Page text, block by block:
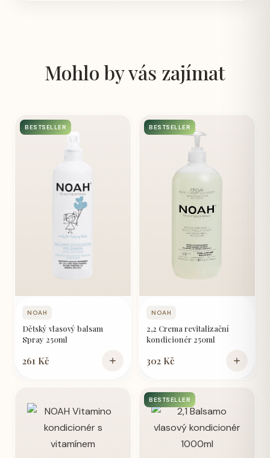
Mohlo by vás zajímat
BESTSELLER
NOAH
Dětský vlasový balsam
Spray 250ml
261 Kč
BESTSELLER
NOAH
2,2 Crema revitalizační
kondicionér 250ml
302 Kč
BESTSELLER